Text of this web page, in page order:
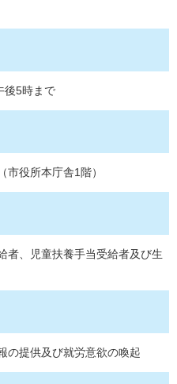
後5時まで
役所本庁舎1階）
者、児童扶養手当受給者及び生
の提供及び就労意欲の喚起